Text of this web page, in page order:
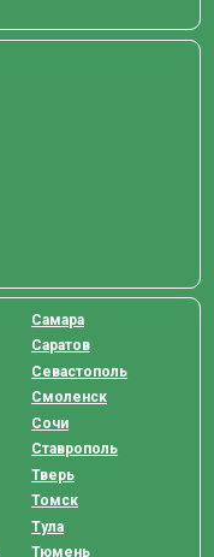
Самара
Саратов
Севастополь
Смоленск
Сочи
Ставрополь
Тверь
Томск
Тула
Тюмень